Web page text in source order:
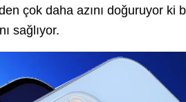
çok daha azını doğuruyor ki
sağlıyor.